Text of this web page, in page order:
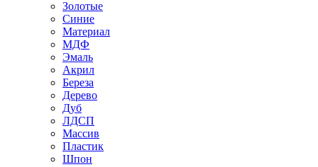
Золотые
Синие
Материал
МДФ
Эмаль
Акрил
Береза
Дерево
Дуб
ЛДСП
Массив
Пластик
Шпон